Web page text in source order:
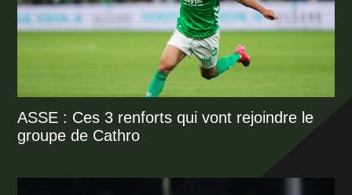
ASSE : Ces 3 renforts qui vont rejoindre le
groupe de Cathro